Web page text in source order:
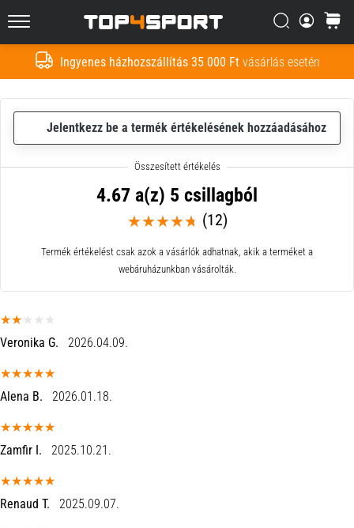
Ingyenes házhozszállítás 35 000 Ftvásárlás esetén
Top4Sport.hu Keresés
kosár
Keresés
lehetetlen,
csináld?
2021.03.29.
4 perces olvasási idő
csomagoljunk
futball
csomagoljunk
a
futball
táskánkba?
következő
dolgok
hiányozhatnak
a
Jelentkezz be a termék értékelésének hozzáadásához
4.67 a(z) 5 csillagból
(12)
Termék értékelést csak azok a vásárlók adhatnak, akik a terméket a
webáruházunkban vásárolták.
Veronika G. 2026.04.09.
Alena B. 2026.01.18.
Zamfir I. 2025.10.21.
Renaud T. 2025.09.07.